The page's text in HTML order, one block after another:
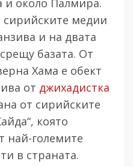
и около Палмира.
медии
и на двата
базата. От
Хама е обект
от джихадистка
от сирийските
която
най-големите
в страната.